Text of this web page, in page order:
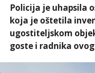
Policija je uhapsila
koja je oštetila
ugostiteljskom
goste i radnika